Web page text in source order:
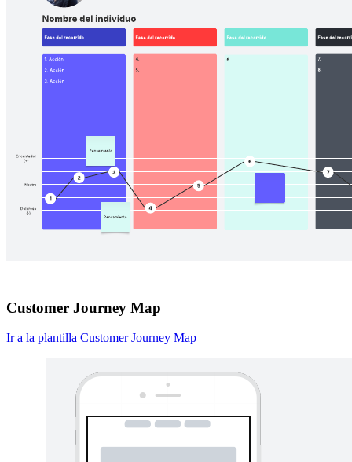
Customer Journey Map
Ir a la plantilla Customer Journey Map